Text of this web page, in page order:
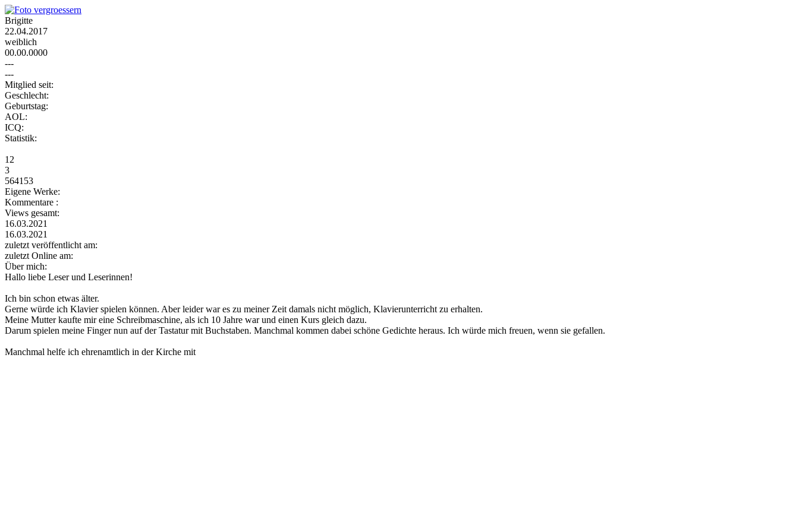
Brigitte
22.04.2017
weiblich
00.00.0000
---
---
Mitglied seit:
Geschlecht:
Geburtstag:
AOL:
ICQ:
Statistik:
12
3
564153
Eigene Werke:
Kommentare :
Views gesamt:
16.03.2021
16.03.2021
zuletzt veröffentlicht am:
zuletzt Online am:
Über mich:
Hallo liebe Leser und Leserinnen!
Ich bin schon etwas älter.
Gerne würde ich Klavier spielen können. Aber leider war es zu meiner Zeit damals nicht möglich, Klavierunterricht zu erhalten.
Meine Mutter kaufte mir eine Schreibmaschine, als ich 10 Jahre war und einen Kurs gleich dazu.
Darum spielen meine Finger nun auf der Tastatur mit Buchstaben. Manchmal kommen dabei schöne Gedichte heraus. Ich würde mich freuen, wenn sie gefallen.
Manchmal helfe ich ehrenamtlich in der Kirche mit